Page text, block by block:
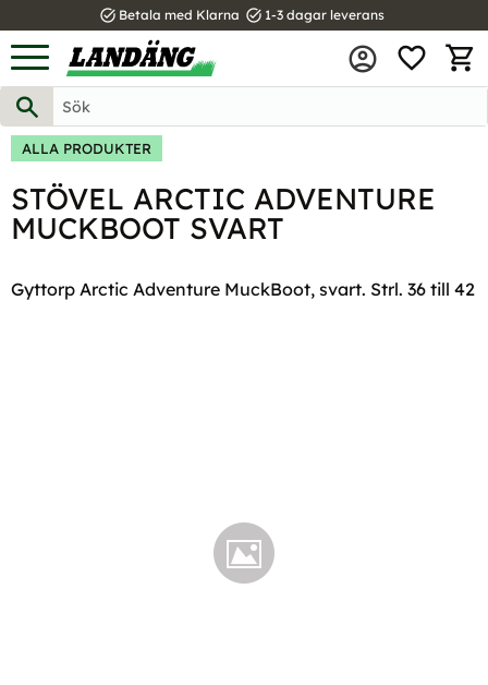
Meny
task_alt Betala med Klarna task_alt 1-3 dagar leverans
ALLA PRODUKTER
STÖVEL ARCTIC ADVENTURE
MUCKBOOT SVART
Gyttorp Arctic Adventure MuckBoot, svart. Strl. 36 till 42